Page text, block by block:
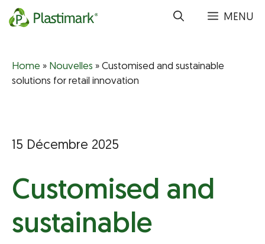
Aller
au
MENU
Home » Nouvelles » Customised and sustainable
solutions for retail innovation
15 Décembre 2025
Customised and
sustainable